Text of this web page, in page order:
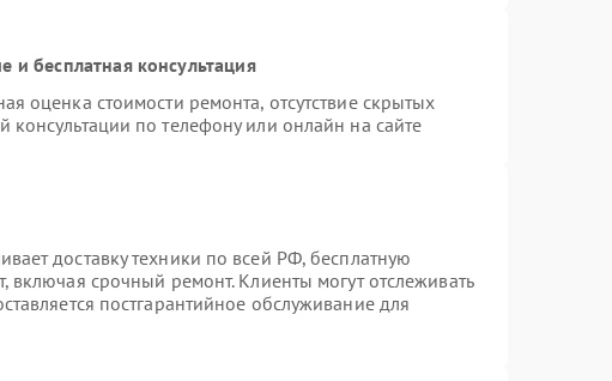
и бесплатная консультация
оценка стоимости ремонта, отсутствие скрытых
консультации по телефону или онлайн на сайте
доставку техники по всей РФ, бесплатную
включая срочный ремонт. Клиенты могут отслеживать
постгарантийное обслуживание для